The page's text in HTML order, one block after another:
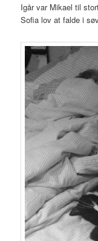
Igår var Mikael til
Sofia lov at falde i